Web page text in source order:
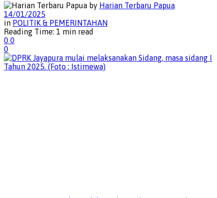
by Harian Terbaru Papua
14/01/2025
in POLITIK & PEMERINTAHAN
Reading Time: 1 min read
0 0
0